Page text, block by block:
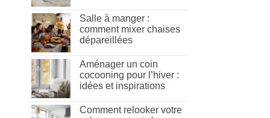
Salle à manger :
comment mixer chaises
dépareillées
Aménager un coin
cocooning pour l’hiver :
idées et inspirations
Comment relooker votre